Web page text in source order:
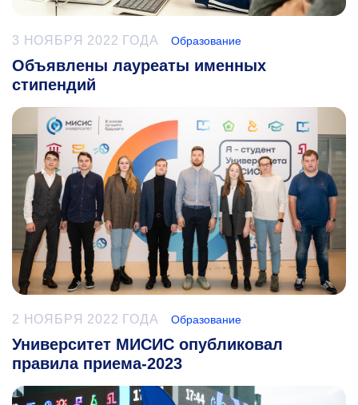
3 НОЯБРЯ 2022 ГОДА Образование
Объявлены лауреаты именных
стипендий
2 НОЯБРЯ 2022 ГОДА Образование
Университет МИСИС опубликовал
правила приема-2023